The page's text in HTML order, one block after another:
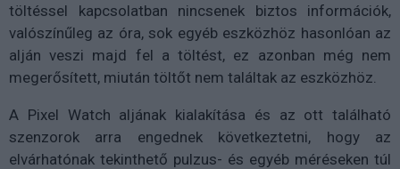
töltéssel kapcsolatban nincsenek biztos információk,
valószínűleg az óra, sok egyéb eszközhöz hasonlóan az
alján veszi majd fel a töltést, ez azonban még nem
megerősített, miután töltőt nem találtak az eszközhöz.
A Pixel Watch aljának kialakítása és az ott található
szenzorok arra engednek következtetni, hogy az
elvárhatónak tekinthető pulzus- és egyéb méréseken túl